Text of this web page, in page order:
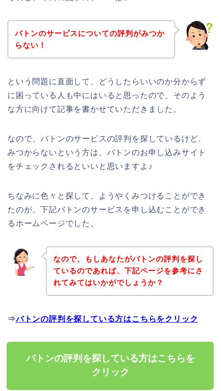
バトンのサービスについての評判がみつか
らない！
という問題に直面して、どうしたらいいのか分からず
に困っている人も中にはいると思ったので、そのよう
な方に向けて記事を書かせていただきました。
なので、バトンのサービスの評判を探しているけど、
みつからないという方は、バトンのお申し込みサイト
をチェックされるといいと思いますよ♪
ちなみに色々と探して、ようやくみつけることができ
たのが、下記バトンのサービスを申し込むことができ
るホームページでした。
なので、もしあなたがバトンの評判を探し
ているのであれば、下記ページを参考にさ
れてみてはいかがでしょうか？
⇒バトンの評判を探している方はこちらをクリック
バトンの評判を探している方はこちらを
クリック